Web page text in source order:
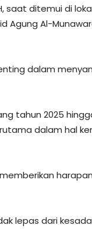
saat ditemui di
Agung Al-
dalam
tahun 2025
dalam hal
lepas dari